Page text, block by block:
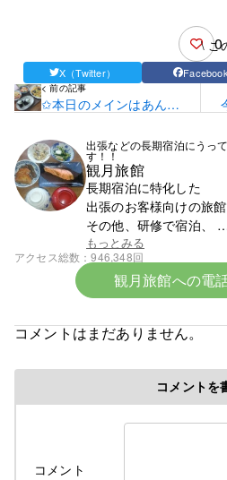
0
\ こ
X（Twitter） Facebook
< 前の記事
✩本日のメインはあんか
出張などの長期宿泊にうっ
す！！
観月旅館
長期宿泊に特化した
出張のお客様向けの旅
その他、研修で宿泊、
スポーツ少年団での団
ます
まずはお電話ください
令和８年各部屋エアコ
もっとみる
アクセス総数 946,348回
観月旅館への電
コメントはまだありません。
コメントを
コメント